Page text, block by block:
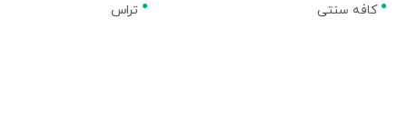
کافه سنتی تراس